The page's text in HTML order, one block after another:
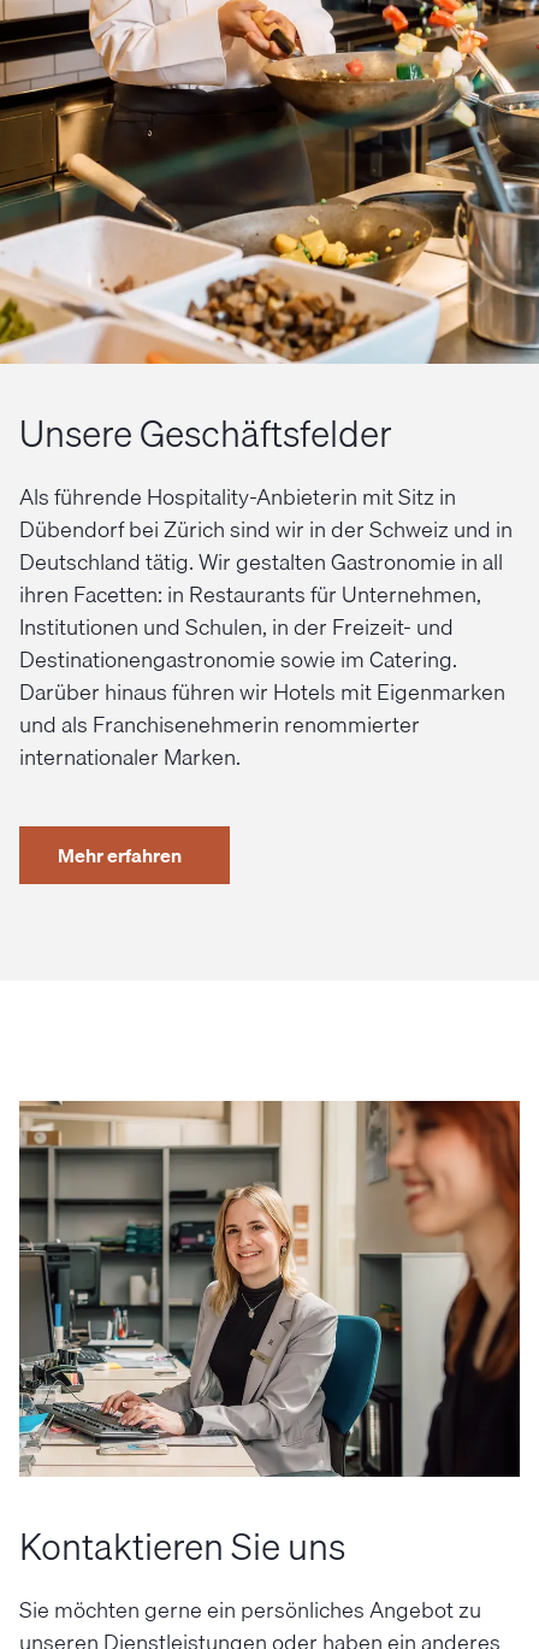
Unsere Geschäftsfelder
Als führende Hospitality-Anbieterin mit Sitz in
Dübendorf bei Zürich sind wir in der Schweiz und in
Deutschland tätig. Wir gestalten Gastronomie in all
ihren Facetten: in Restaurants für Unternehmen,
Institutionen und Schulen, in der Freizeit- und
Destinationengastronomie sowie im Catering.
Darüber hinaus führen wir Hotels mit Eigenmarken
und als Franchisenehmerin renommierter
internationaler Marken.
Mehr erfahren
Kontaktieren Sie uns
Sie möchten gerne ein persönliches Angebot zu